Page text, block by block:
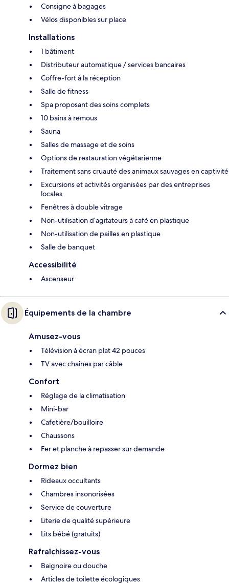
Consigne à bagages
Vélos disponibles sur place
Installations
1 bâtiment
Distributeur automatique / services bancaires
Coffre-fort à la réception
Salle de fitness
Spa proposant des soins complets
10 bains à remous
Sauna
Salles de massage et de soins
Options de restauration végétarienne
Traitement sans cruauté des animaux sauvages en captivité
Excursions et activités organisées par des entreprises
locales
Fenêtres à double vitrage
Non-utilisation d’agitateurs à café en plastique
Non-utilisation de pailles en plastique
Salle de banquet
Accessibilité
Ascenseur
Équipements de la chambre
Amusez-vous
Télévision à écran plat 42 pouces
TV avec chaînes par câble
Confort
Réglage de la climatisation
Mini-bar
Cafetière/bouilloire
Chaussons
Fer et planche à repasser sur demande
Dormez bien
Rideaux occultants
Chambres insonorisées
Service de couverture
Literie de qualité supérieure
Lits bébé (gratuits)
Rafraîchissez-vous
Baignoire ou douche
Articles de toilette écologiques